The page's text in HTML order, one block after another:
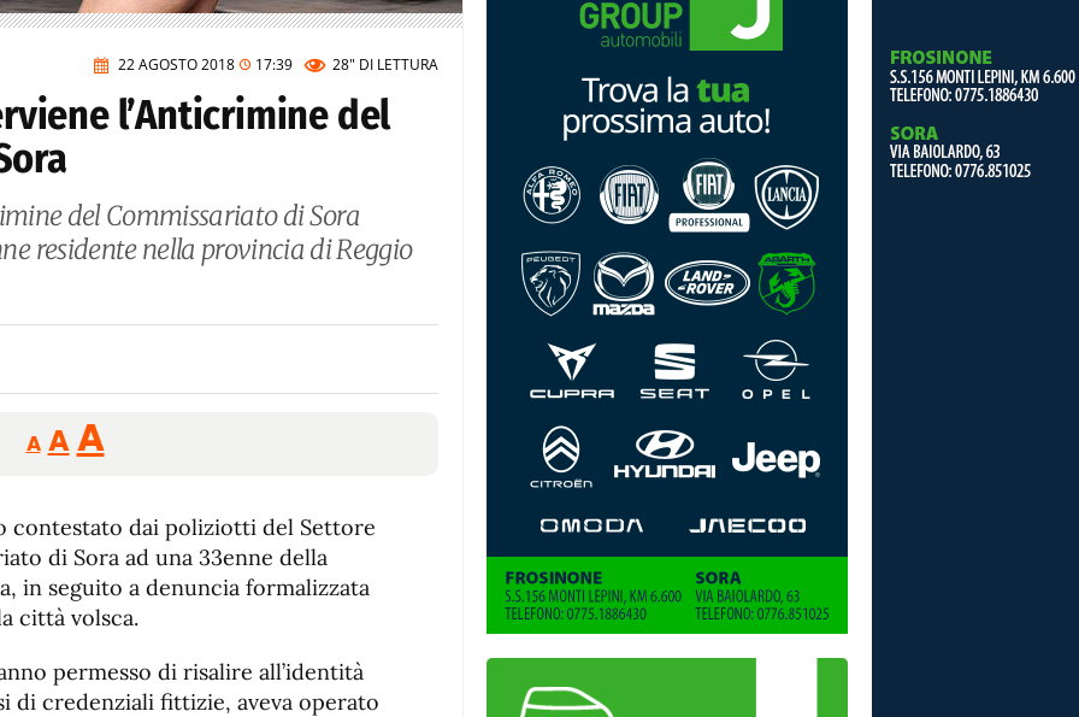
22 AGOSTO 2018 17:39 28" DI LETTURA
l’Anticrimine del
del Commissariato di Sora
residente nella provincia di Reggio
A
Reducir
tamaño
A Restablecer
tamaño
de
fuente
AAumentar
de
fuente.
contestato dai poliziotti del Settore
di Sora ad una 33enne della
in seguito a denuncia formalizzata
città volsca.
permesso di risalire all’identità
di credenziali fittizie, aveva operato